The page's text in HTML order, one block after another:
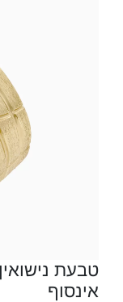
טבעת
אינסוף